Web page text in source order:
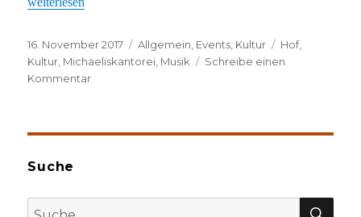
Veröffentlicht
am
16. November 2017 Kategorien
Allgemein Events Kultur Schlagwörter
Hof,
Kultur Michaeliskantorei Musik
Schreibe einen
Kommentarzu
Suche
Suche